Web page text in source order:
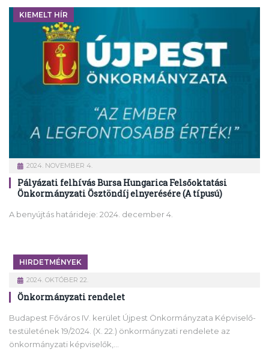
KIEMELT HÍR
2024. NOVEMBER 4.
Pályázati felhívás Bursa Hungarica Felsőoktatási
Önkormányzati Ösztöndíj elnyerésére (A típusú)
A benyújtás határideje: 2024. december 4.
HIRDETMÉNYEK
2024. OKTÓBER 22.
Önkormányzati rendelet
Budapest Főváros IV. kerület Újpest Önkormányzata Képviselő-
testületének 19/2024. (X. 22.) önkormányzati rendelete az
önkormányzati képviselők,…